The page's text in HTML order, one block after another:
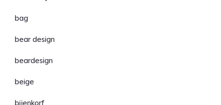
bag
bear design
beardesign
beige
bijenkorf